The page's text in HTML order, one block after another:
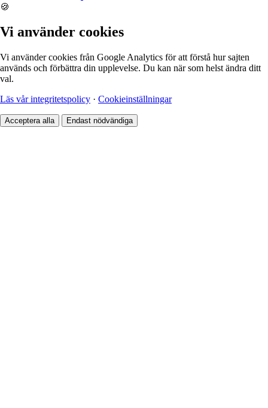
🍪
Vi använder cookies
Vi använder cookies från Google Analytics för att förstå hur sajten
används och förbättra din upplevelse. Du kan när som helst ändra ditt
val.
Läs vår integritetspolicy · Cookieinställningar
Acceptera alla Endast nödvändiga